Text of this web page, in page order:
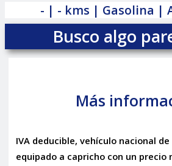
- | - kms | Gasolina |
Busco algo
Más
IVA deducible, vehículo nacional
equipado a capricho con un precio